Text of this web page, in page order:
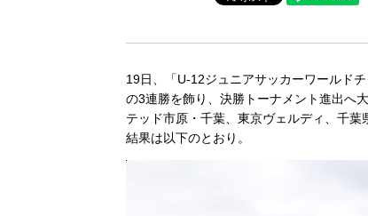
19日、「U-12ジュニアサッカーワールド
の3連勝を飾り、決勝トーナメント進出へ
テッド市原・千葉、東京ヴェルディ、千
結果は以下のとおり。